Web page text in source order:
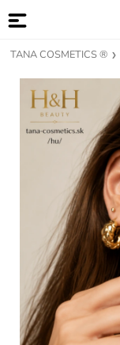
TANA COSMETICS ®